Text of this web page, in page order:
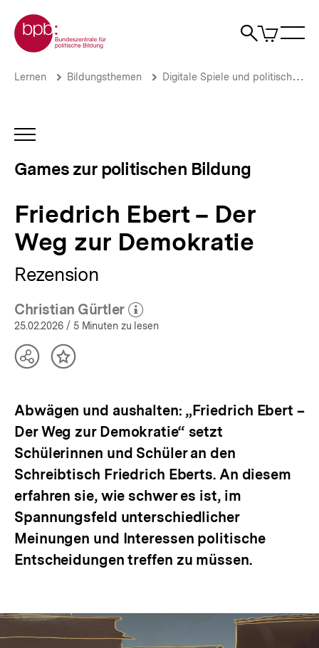
zum
Seiteninhalt
springen
Zur Startseite der bpb
Suche
Artikel
im
Friedrich
Weg
zur
politischen
Bildung
Brotkrümelnavigation
Pfadnavigation
Lernen Bildungsthemen Digitale Spiele und politische Bildung
INHALTSNAVIGATION
Games zur politischen Bildung
Friedrich Ebert – Der
Weg zur Demokratie
Rezension
Christian Gürtler
(Mehr zum Autor)
öffnen
25.02.2026 / 5 Minuten zu lesen
TeilenInhalt
Abwägen und aushalten: „Friedrich Ebert –
Der Weg zur Demokratie“ setzt
Schülerinnen und Schüler an den
Schreibtisch Friedrich Eberts. An diesem
erfahren sie, wie schwer es ist, im
Spannungsfeld unterschiedlicher
Meinungen und Interessen politische
Entscheidungen treffen zu müssen.